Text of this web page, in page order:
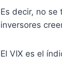
Es decir, no
inversores
El VIX es el